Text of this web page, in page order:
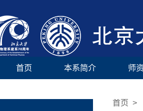
首页 本系简介 师
首页 >